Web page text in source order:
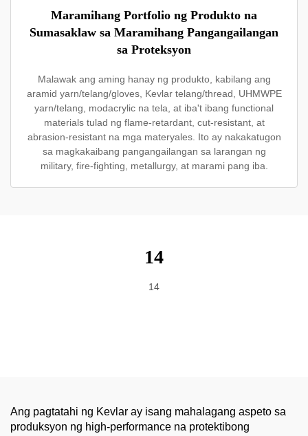
Maramihang Portfolio ng Produkto na
Sumasaklaw sa Maramihang Pangangailangan
sa Proteksyon
Malawak ang aming hanay ng produkto, kabilang ang
aramid yarn/telang/gloves, Kevlar telang/thread, UHMWPE
yarn/telang, modacrylic na tela, at iba't ibang functional
materials tulad ng flame-retardant, cut-resistant, at
abrasion-resistant na mga materyales. Ito ay nakakatugon
sa magkakaibang pangangailangan sa larangan ng
military, fire-fighting, metallurgy, at marami pang iba.
14
14
Ang pagtatahi ng Kevlar ay isang mahalagang aspeto sa
produksyon ng high-performance na protektibong